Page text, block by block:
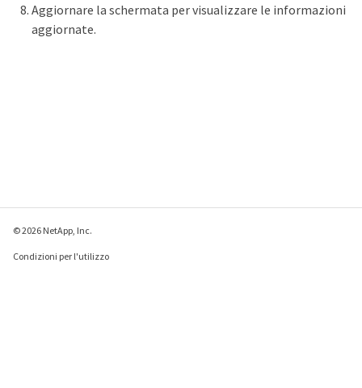
Aggiornare la schermata per visualizzare le informazioni
aggiornate.
© 2026 NetApp, Inc.
Condizioni per l'utilizzo